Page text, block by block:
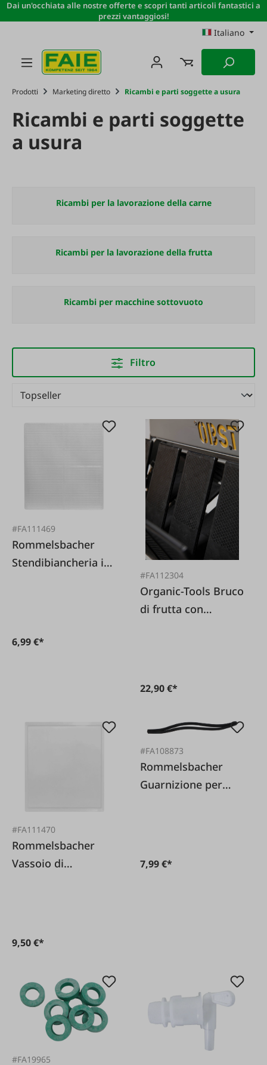
Passa al contenuto principale
Dai un'occhiata alle nostre offerte e scopri tanti articoli fantastici a
prezzi vantaggiosi!
Italiano
Prodotti Marketing diretto Ricambi e parti soggette a usura
Ricambi e parti soggette
a usura
Ricambi per la lavorazione della carne
Ricambi per la lavorazione della frutta
Ricambi per macchine sottovuoto
Filtro
#FA111469
Rommelsbacher
Stendibiancheria in
6,99 €*
#FA112304
Organic-Tools Bruco
di frutta con
22,90 €*
#FA111470
Rommelsbacher
Vassoio di
9,50 €*
#FA108873
Rommelsbacher
Guarnizione per
7,99 €*
#FA19965